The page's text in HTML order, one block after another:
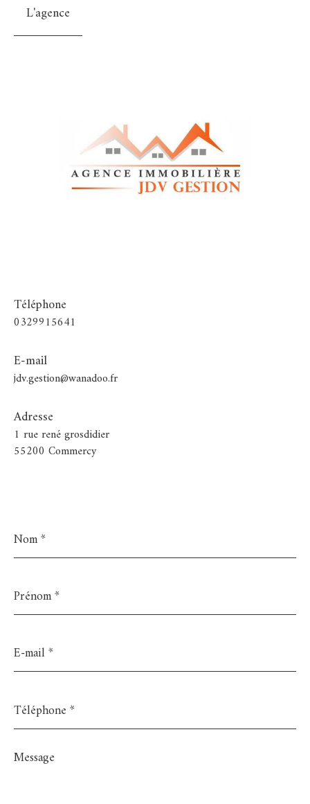
L'agence
Téléphone
0329915641
E-mail
jdv.gestion@wanadoo.fr
Adresse
1 rue rené grosdidier
55200 Commercy
*
*
mail
*
*
Message
*